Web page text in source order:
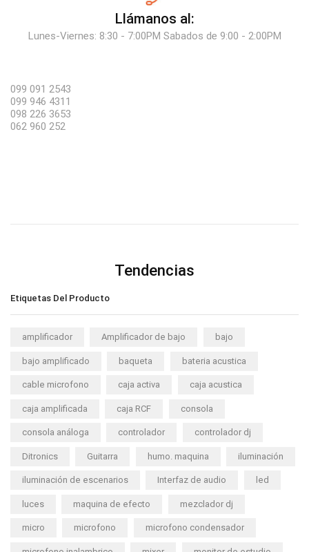
Llámanos al:
Lunes-Viernes: 8:30 - 7:00PM Sabados de 9:00 - 2:00PM
099 091 2543
099 946 4311
098 226 3653
062 960 252
Tendencias
Etiquetas Del Producto
amplificador Amplificador de bajo bajo
bajo amplificado baqueta bateria acustica
cable microfono caja activa caja acustica
caja amplificada caja RCF consola
consola análoga controlador controlador dj
Ditronics Guitarra humo. maquina iluminación
iluminación de escenarios Interfaz de audio led
luces maquina de efecto mezclador dj
micro microfono microfono condensador